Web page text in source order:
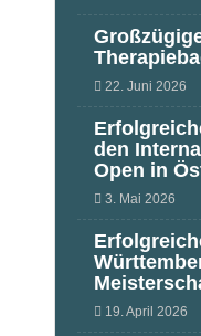
22. Juni 2026
den
Open in
3. Mai 2026
19. April 2026